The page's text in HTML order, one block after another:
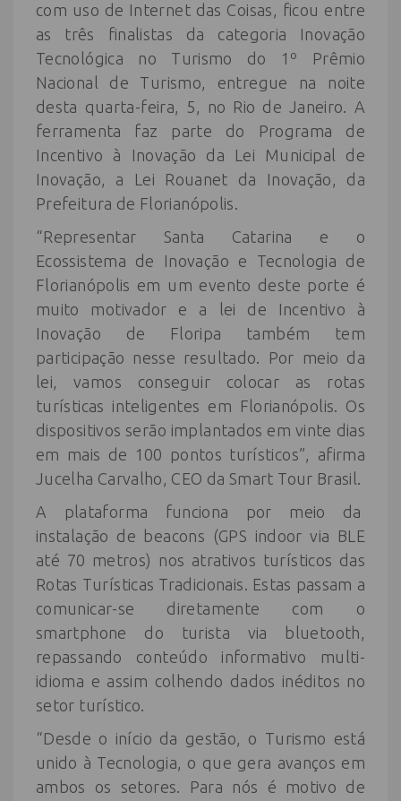
com uso de Internet das Coisas, ficou entre
as três finalistas da categoria Inovação
Tecnológica no Turismo do 1º Prêmio
Nacional de Turismo, entregue na noite
desta quarta-feira, 5, no Rio de Janeiro. A
ferramenta faz parte do Programa de
Incentivo à Inovação da Lei Municipal de
Inovação, a Lei Rouanet da Inovação, da
Prefeitura de Florianópolis.
“Representar Santa Catarina e o
Ecossistema de Inovação e Tecnologia de
Florianópolis em um evento deste porte é
muito motivador e a lei de Incentivo à
Inovação de Floripa também tem
participação nesse resultado. Por meio da
lei, vamos conseguir colocar as rotas
turísticas inteligentes em Florianópolis. Os
dispositivos serão implantados em vinte dias
em mais de 100 pontos turísticos”, afirma
Jucelha Carvalho, CEO da Smart Tour Brasil.
A plataforma funciona por meio da
instalação de beacons (GPS indoor via BLE
até 70 metros) nos atrativos turísticos das
Rotas Turísticas Tradicionais. Estas passam a
comunicar-se diretamente com o
smartphone do turista via bluetooth,
repassando conteúdo informativo multi-
idioma e assim colhendo dados inéditos no
setor turístico.
“Desde o início da gestão, o Turismo está
unido à Tecnologia, o que gera avanços em
ambos os setores. Para nós é motivo de